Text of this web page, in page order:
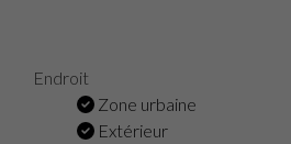
Endroit
Zone urbaine
Extérieur